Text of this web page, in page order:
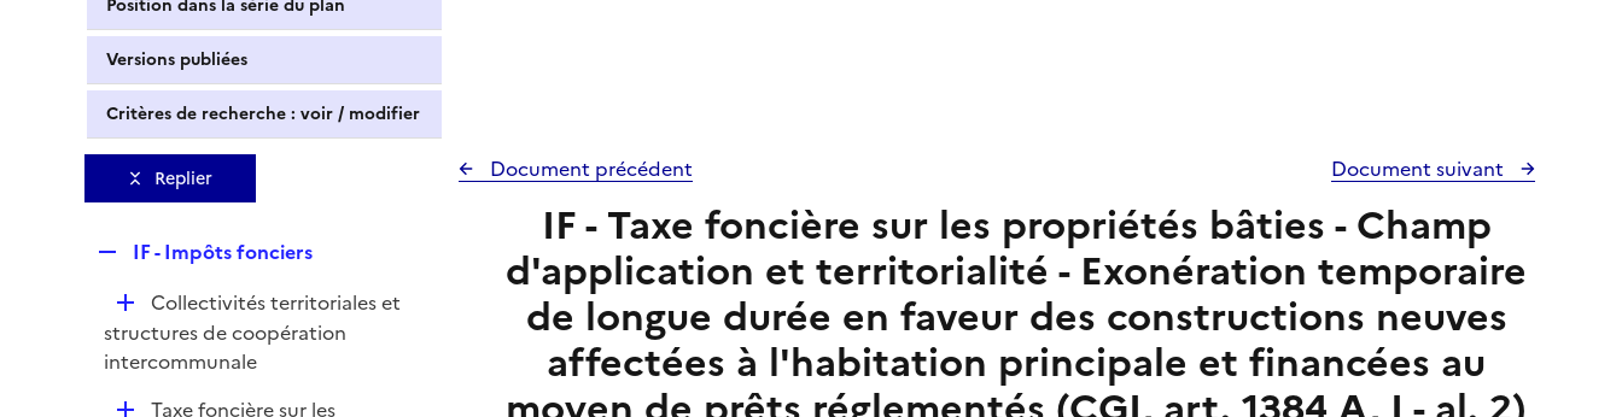
Position dans la série du plan
Versions publiées
Critères de recherche : voir / modifier
Replier
p
l
i
e
IF - Impôts fonciers
D
é
p
Collectivités territoriales et
structures de coopération
intercommunale
DTaxe foncière sur les
Document précédent Document suivant
IF - Taxe foncière sur les propriétés bâties - Champ
d'application et territorialité - Exonération temporaire
de longue durée en faveur des constructions neuves
affectées à l'habitation principale et financées au